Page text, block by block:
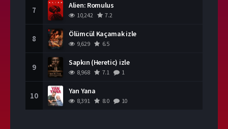
7 Alien: Romulus
10,242 7.2
8 Ölümcül Kaçamak izle
9,629 6.5
9 Sapkın (Heretic) izle
8,968 7.1 1
10 Yan Yana
8,391 8.0 10